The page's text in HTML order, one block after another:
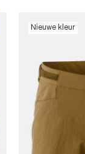
Nieuwe kleur